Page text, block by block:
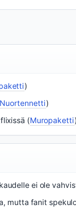
)
Nuortennetti)
(Muropaketti
ei ole
mutta fanit